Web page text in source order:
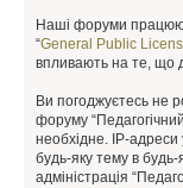
Наші форуми
“General Public
впливають на те, що
Ви погоджуєтесь не
форуму
необхідне. IP-адреси
будь-яку тему в
адміністрація